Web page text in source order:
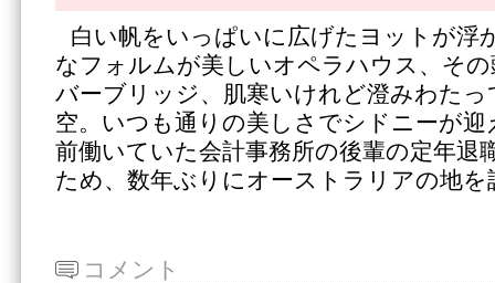
白い帆をいっぱいに広げたヨットが浮
なフォルムが美しいオペラハウス、そ
バーブリッジ、肌寒いけれど澄みわた
空。いつも通りの美しさでシドニーが
前働いていた会計事務所の後輩の定年退
ため、数年ぶりにオーストラリアの地
コメント